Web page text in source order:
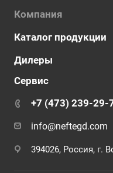
Компания
Каталог продукции
Дилеры
Сервис
+7 (473) 239-29-
info@neftegd.com
394026, Россия, г.